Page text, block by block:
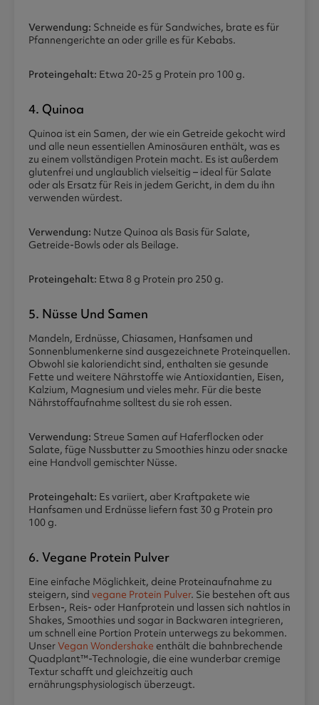
Verwendung: Schneide es für Sandwiches, brate es für
Pfannengerichte an oder grille es für Kebabs.
Proteingehalt: Etwa 20-25 g Protein pro 100 g.
4. Quinoa
Quinoa ist ein Samen, der wie ein Getreide gekocht wird
und alle neun essentiellen Aminosäuren enthält, was es
zu einem vollständigen Protein macht. Es ist außerdem
glutenfrei und unglaublich vielseitig – ideal für Salate
oder als Ersatz für Reis in jedem Gericht, in dem du ihn
verwenden würdest.
Verwendung: Nutze Quinoa als Basis für Salate,
Getreide-Bowls oder als Beilage.
Proteingehalt: Etwa 8 g Protein pro 250 g.
5. Nüsse Und Samen
Mandeln, Erdnüsse, Chiasamen, Hanfsamen und
Sonnenblumenkerne sind ausgezeichnete Proteinquellen.
Obwohl sie kaloriendicht sind, enthalten sie gesunde
Fette und weitere Nährstoffe wie Antioxidantien, Eisen,
Kalzium, Magnesium und vieles mehr. Für die beste
Nährstoffaufnahme solltest du sie roh essen.
Verwendung: Streue Samen auf Haferflocken oder
Salate, füge Nussbutter zu Smoothies hinzu oder snacke
eine Handvoll gemischter Nüsse.
Proteingehalt: Es variiert, aber Kraftpakete wie
Hanfsamen und Erdnüsse liefern fast 30 g Protein pro
100 g.
6. Vegane Protein Pulver
Eine einfache Möglichkeit, deine Proteinaufnahme zu
steigern, sind vegane Protein Pulver. Sie bestehen oft aus
Erbsen-, Reis- oder Hanfprotein und lassen sich nahtlos in
Shakes, Smoothies und sogar in Backwaren integrieren,
um schnell eine Portion Protein unterwegs zu bekommen.
UnserVegan Wondershake enthält die bahnbrechende
Quadplant™-Technologie, die eine wunderbar cremige
Textur schafft und gleichzeitig auch
ernährungsphysiologisch überzeugt.